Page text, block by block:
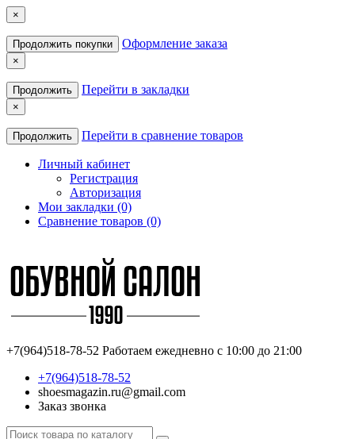
×
Продолжить покупки Оформление заказа
×
Продолжить Перейти в закладки
×
Продолжить Перейти в сравнение товаров
Личный кабинет
Регистрация
Авторизация
Мои закладки (0)
Сравнение товаров (0)
+7(964)518-78-52 Работаем ежедневно с 10:00 до 21:00
+7(964)518-78-52
shoesmagazin.ru@gmail.com
Заказ звонка